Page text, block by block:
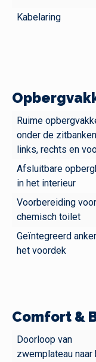
Kabelaring
Ruime
onder de
links, rechts en
Afsluitbare
in het interieur
Voorbereiding voor
chemisch toilet
Geïntegreerd
het voordek
Comfort &
Doorloop van
zwemplateau naar